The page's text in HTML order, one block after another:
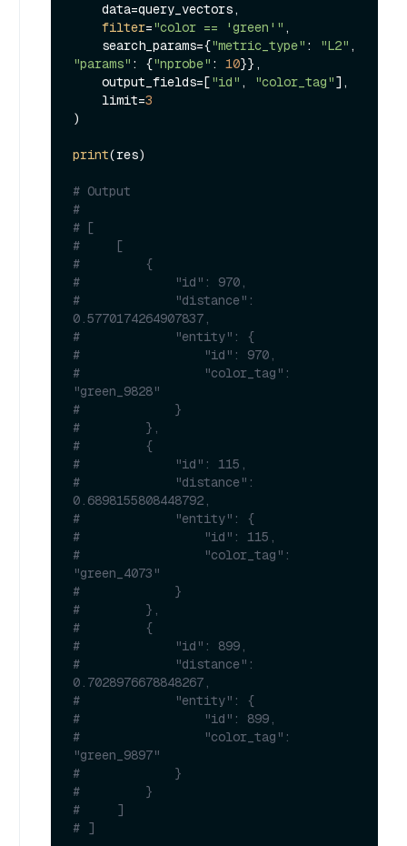
filter="color == 'green'" ,
    search_params={
"metric_type" : "L2"
"params" : {"nprobe" : 10}},
    output_fields=[
"id" , "color_tag"],
    limit=
3
)
print(res)
# Output
#
# [
#     [
#         {
#             "id": 970,
#             "distance":
0.5770174264907837,
#             "entity": {
#                 "id": 970,
#                 "color_tag":
"green_9828"
#             }
#         },
#         {
#             "id": 115,
#             "distance":
0.6898155808448792,
#             "entity": {
#                 "id": 115,
#                 "color_tag":
"green_4073"
#             }
#         },
#         {
#             "id": 899,
#             "distance":
0.7028976678848267,
#             "entity": {
#                 "id": 899,
#                 "color_tag":
"green_9897"
#             }
#         }
#     ]
# ]